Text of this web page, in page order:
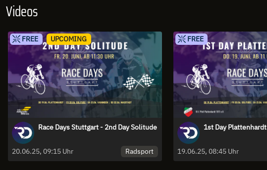
Videos
FREE UPCOMING
Race Days Stuttgart - 2nd Day Solitude
20.06.25, 09:15 Uhr Radsport
FREE
1st Day Plattenhardt
19.06.25, 08:45 Uhr